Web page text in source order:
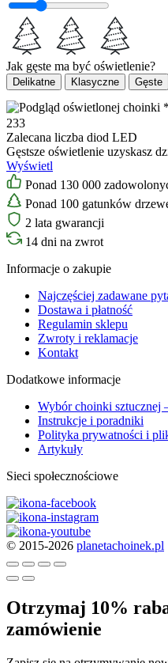
Jak gęste ma być oświetlenie?
Delikatne Klasyczne Gęste
233
Zalecana liczba diod LED
Gęstsze oświetlenie uzyskasz
Wyświetl
Ponad 130 000
Ponad 100 gatunków
2 lata gwarancji
14 dni na zwrot
Informacje o zakupie
Najczęściej zadawane
Dostawa i płatność
Regulamin sklepu
Zwroty i reklamacje
Kontakt
Dodatkowe informacje
Wybór choinki sztucznej
Instrukcje i poradniki
Polityka prywatności i
Artykuły
Sieci społecznościowe
© 2015-2026 planetachoinek.pl
Otrzymaj 10%
zamówienie